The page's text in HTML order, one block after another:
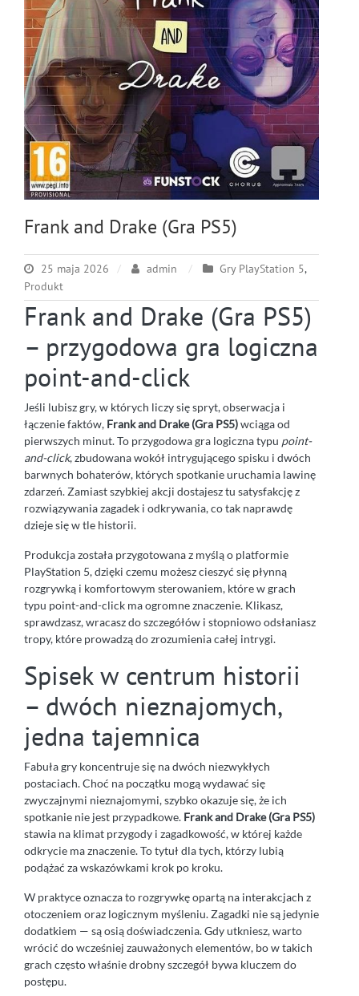
Frank and Drake (Gra PS5)
25 maja 2026 admin Gry PlayStation 5,
Produkt
Frank and Drake (Gra PS5)
– przygodowa gra logiczna
point-and-click
Jeśli lubisz gry, w których liczy się spryt, obserwacja i
łączenie faktów, Frank and Drake (Gra PS5)wciąga od
pierwszych minut. To przygodowa gra logiczna typu point-
and-click, zbudowana wokół intrygującego spisku i dwóch
barwnych bohaterów, których spotkanie uruchamia lawinę
zdarzeń. Zamiast szybkiej akcji dostajesz tu satysfakcję z
rozwiązywania zagadek i odkrywania, co tak naprawdę
dzieje się w tle historii.
Produkcja została przygotowana z myślą o platformie
PlayStation 5, dzięki czemu możesz cieszyć się płynną
rozgrywką i komfortowym sterowaniem, które w grach
typu point-and-click ma ogromne znaczenie. Klikasz,
sprawdzasz, wracasz do szczegółów i stopniowo odsłaniasz
tropy, które prowadzą do zrozumienia całej intrygi.
Spisek w centrum historii
– dwóch nieznajomych,
jedna tajemnica
Fabuła gry koncentruje się na dwóch niezwykłych
postaciach. Choć na początku mogą wydawać się
zwyczajnymi nieznajomymi, szybko okazuje się, że ich
spotkanie nie jest przypadkowe. Frank and Drake (Gra PS5)
stawia na klimat przygody i zagadkowość, w której każde
odkrycie ma znaczenie. To tytuł dla tych, którzy lubią
podążać za wskazówkami krok po kroku.
W praktyce oznacza to rozgrywkę opartą na interakcjach z
otoczeniem oraz logicznym myśleniu. Zagadki nie są jedynie
dodatkiem — są osią doświadczenia. Gdy utkniesz, warto
wrócić do wcześniej zauważonych elementów, bo w takich
grach często właśnie drobny szczegół bywa kluczem do
postępu.